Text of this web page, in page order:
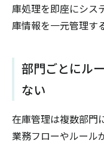
庫処理を即座にシス
庫情報を一元管理す
部門ごとにル
ない
在庫管理は複数部門
業務フローやルール